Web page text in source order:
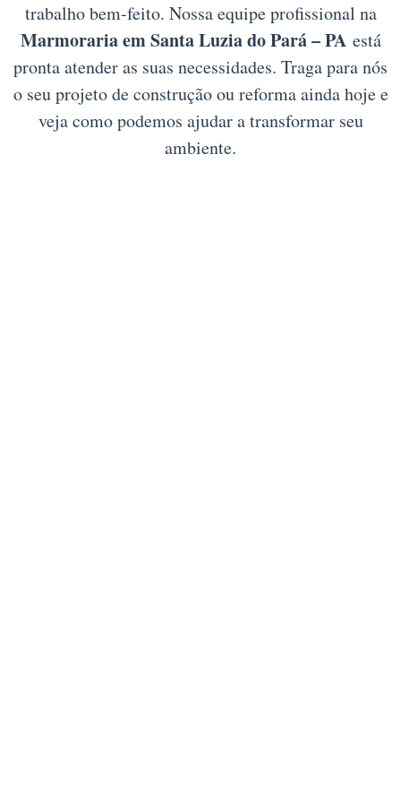
trabalho bem-feito. Nossa equipe profissional na
Marmoraria em Santa Luzia do Pará – PAestá
pronta atender as suas necessidades. Traga para nós
o seu projeto de construção ou reforma ainda hoje e
veja como podemos ajudar a transformar seu
ambiente.